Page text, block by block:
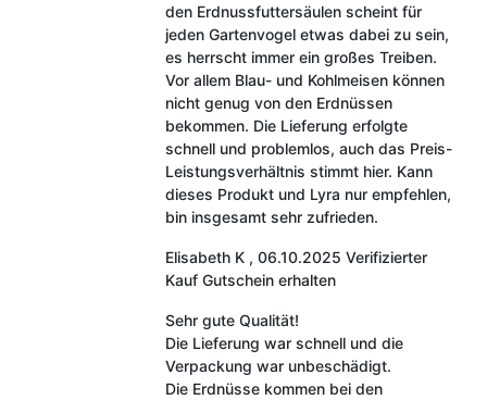
den Erdnussfuttersäulen scheint für
jeden Gartenvogel etwas dabei zu sein,
es herrscht immer ein großes Treiben.
Vor allem Blau- und Kohlmeisen können
nicht genug von den Erdnüssen
bekommen. Die Lieferung erfolgte
schnell und problemlos, auch das Preis-
Leistungsverhältnis stimmt hier. Kann
dieses Produkt und Lyra nur empfehlen,
bin insgesamt sehr zufrieden.
Elisabeth K , 06.10.2025 Verifizierter
Kauf Gutschein erhalten
Sehr gute Qualität!
Die Lieferung war schnell und die
Verpackung war unbeschädigt.
Die Erdnüsse kommen bei den